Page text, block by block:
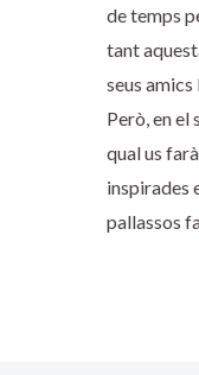
de temps
tant
seus
Però, en el
qual us
inspirades
pallassos